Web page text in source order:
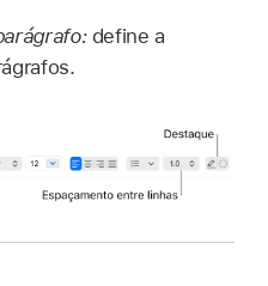
define a